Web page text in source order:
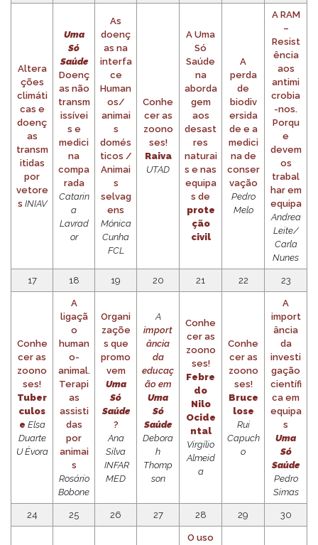
Altera
ções
climáti
cas e
doenç
as
transm
itidas
por
vetore
s INIAV
Uma
Só
Saúde
Doenç
as não
transm
issívei
s e
medici
na
compa
rada
Catarin
a
Lavrad
or
As
doenç
as na
interfa
ce
Human
os/
animai
s
domés
ticos /
Animai
s
selvag
ens
Mónica
Cunha
FCL
Conhe
cer as
zoono
ses!
Raiva
UTAD
A Uma
Só
Saúde
na
aborda
gem
aos
desast
res
naturai
s e nas
equipa
s de
prote
ção
civil
A
perda
de
biodiv
ersida
de e a
medici
na de
conser
vação
Pedro
Melo
A RAM
–
Resist
ência
aos
antimi
crobia
-nos.
Porqu
e
devem
os
trabal
har em
equipa
Andrea
Leite/
Carla
Nunes
17 18 19 20 21 22 23
Conhe
cer as
zoono
ses!
Tuber
culos
e Elsa
Duarte
U Évora
A
ligaçã
o
human
o-
animal.
Terapi
as
assisti
das
por
animai
s
Rosário
Bobone
Organi
zaçõe
s que
promo
vem
Uma
Só
Saúde
?
Ana
Silva
INFAR
MED
A
import
ância
da
educaç
ão em
Uma
Só
Saúde
Debora
h
Thomp
son
Conhe
cer as
zoono
ses!
Febre
do
Nilo
Ocide
ntal
Virgílio
Almeid
a
Conhe
cer as
zoono
ses!
Bruce
lose
Rui
Capuch
o
A
import
ância
da
investi
gação
científi
ca em
equipa
s
Uma
Só
Saúde
Pedro
Simas
24 25 26 27 28 29 30
O uso